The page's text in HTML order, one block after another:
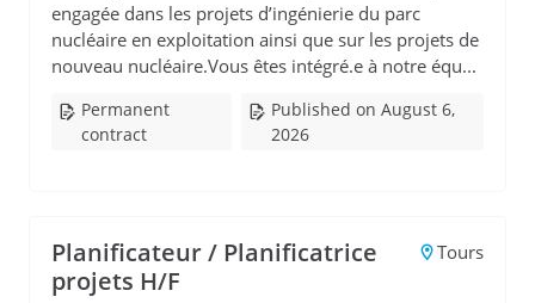
engagée dans les projets d’ingénierie du parc
nucléaire en exploitation ainsi que sur les projets de
nouveau nucléaire.Vous êtes intégré.e à notre équ...
Permanent
contract
Published on August 6,
2026
Planificateur / Planificatrice
projets H/F
Tours